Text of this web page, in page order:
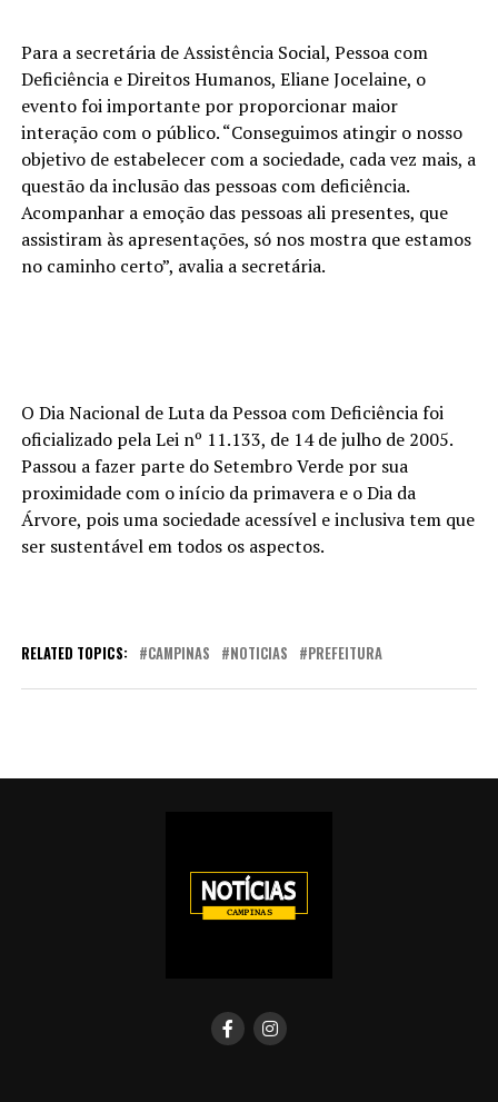
Para a secretária de Assistência Social, Pessoa com
Deficiência e Direitos Humanos, Eliane Jocelaine, o
evento foi importante por proporcionar maior
interação com o público. “Conseguimos atingir o nosso
objetivo de estabelecer com a sociedade, cada vez mais, a
questão da inclusão das pessoas com deficiência.
Acompanhar a emoção das pessoas ali presentes, que
assistiram às apresentações, só nos mostra que estamos
no caminho certo”, avalia a secretária.
O Dia Nacional de Luta da Pessoa com Deficiência foi
oficializado pela Lei nº 11.133, de 14 de julho de 2005.
Passou a fazer parte do Setembro Verde por sua
proximidade com o início da primavera e o Dia da
Árvore, pois uma sociedade acessível e inclusiva tem que
ser sustentável em todos os aspectos.
RELATED TOPICS: CAMPINAS NOTICIAS PREFEITURA